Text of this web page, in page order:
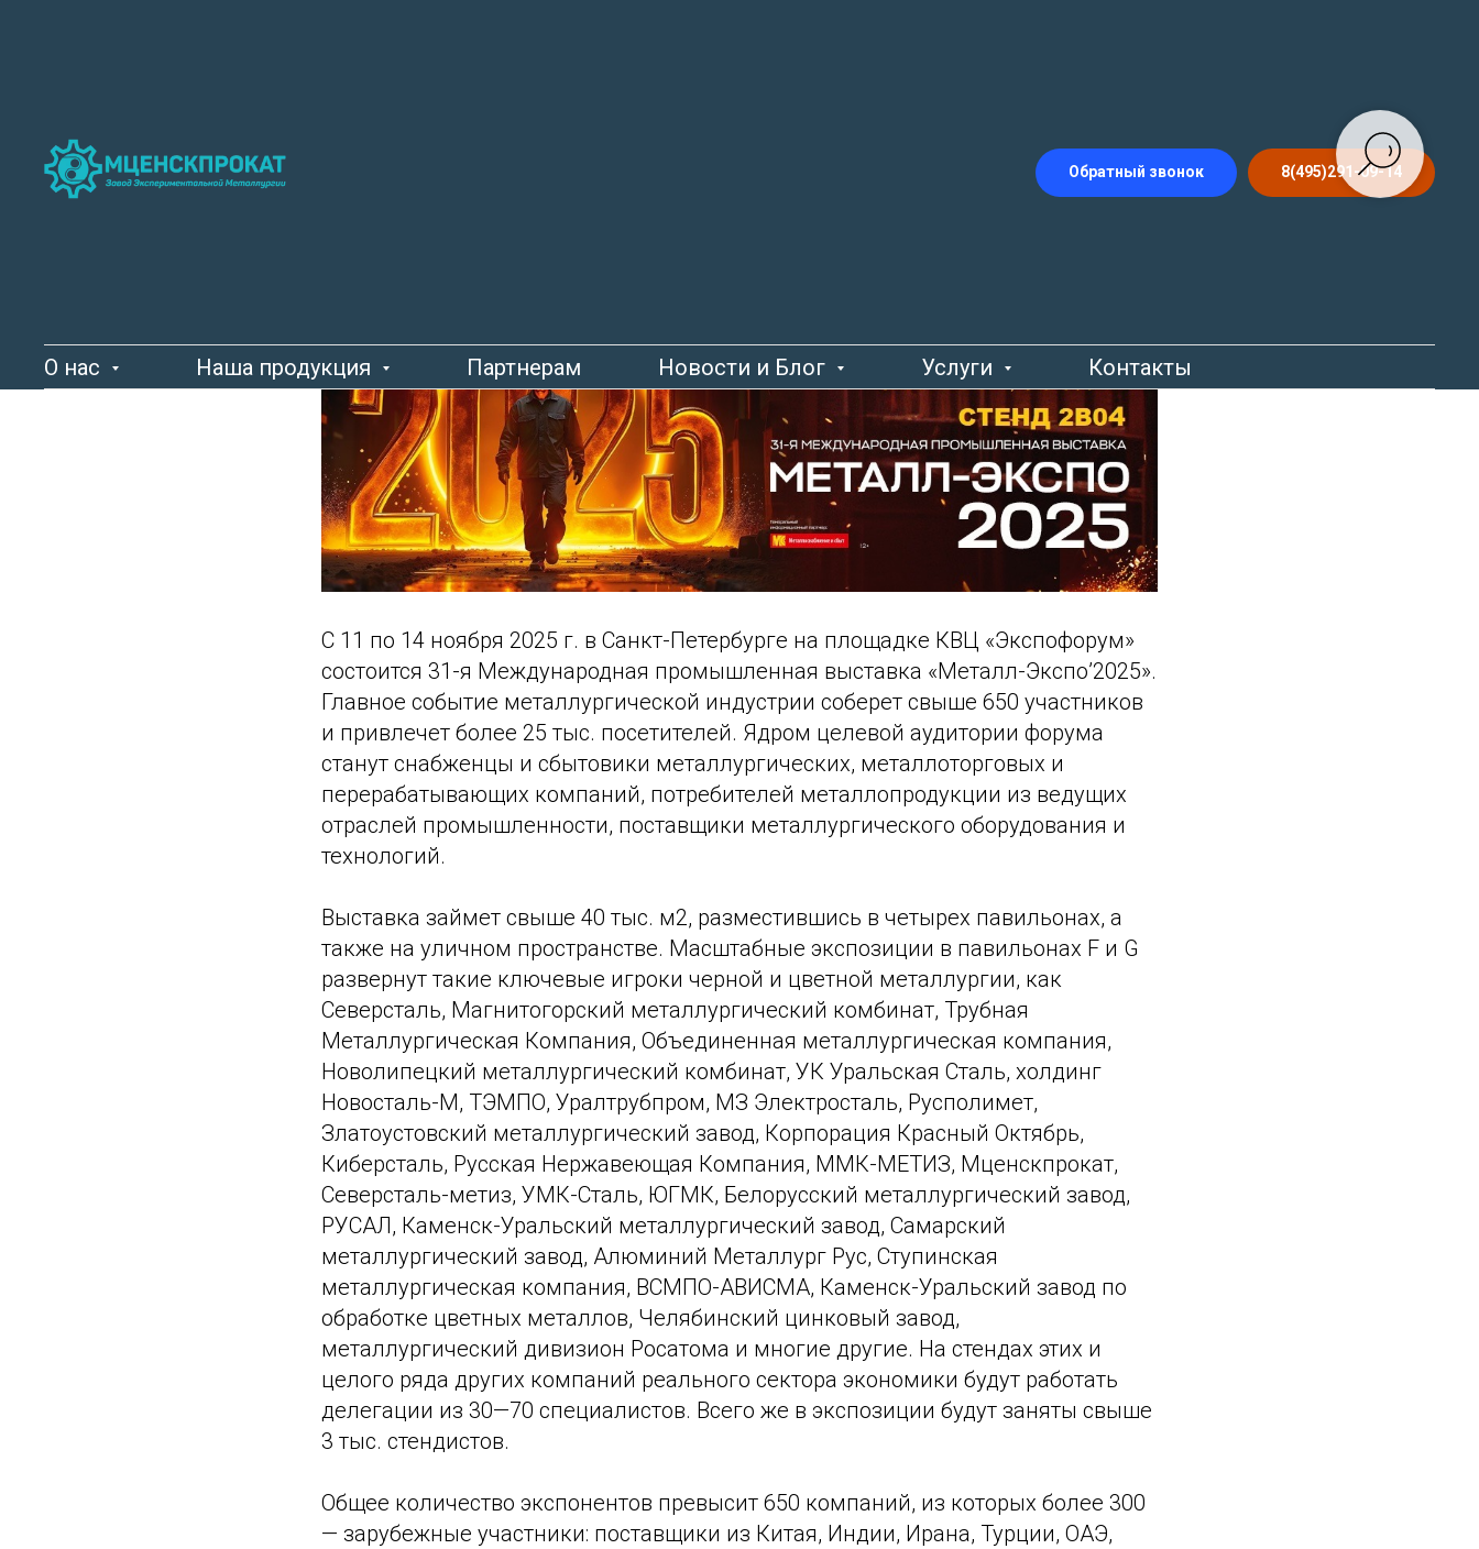
Обратный звонок 8(495)291-09-14
О нас Наша продукция Партнерам Новости и Блог Услуги Контакты
С 11 по 14 ноября 2025 г. в Санкт-Петербурге на площадке КВЦ «Экспофорум»
состоится 31-я Международная промышленная выставка «Металл-Экспо’2025».
Главное событие металлургической индустрии соберет свыше 650 участников
и привлечет более 25 тыс. посетителей. Ядром целевой аудитории форума
станут снабженцы и сбытовики металлургических, металлоторговых и
перерабатывающих компаний, потребителей металлопродукции из ведущих
отраслей промышленности, поставщики металлургического оборудования и
технологий.
Выставка займет свыше 40 тыс. м2, разместившись в четырех павильонах, а
также на уличном пространстве. Масштабные экспозиции в павильонах F и G
развернут такие ключевые игроки черной и цветной металлургии, как
Северсталь, Магнитогорский металлургический комбинат, Трубная
Металлургическая Компания, Объединенная металлургическая компания,
Новолипецкий металлургический комбинат, УК Уральская Сталь, холдинг
Новосталь-М, ТЭМПО, Уралтрубпром, МЗ Электросталь, Русполимет,
Златоустовский металлургический завод, Корпорация Красный Октябрь,
Киберсталь, Русская Нержавеющая Компания, ММК-МЕТИЗ, Мценскпрокат,
Северсталь-метиз, УМК-Сталь, ЮГМК, Белорусский металлургический завод,
РУСАЛ, Каменск-Уральский металлургический завод, Самарский
металлургический завод, Алюминий Металлург Рус, Ступинская
металлургическая компания, ВСМПО-АВИСМА, Каменск-Уральский завод по
обработке цветных металлов, Челябинский цинковый завод,
металлургический дивизион Росатома и многие другие. На стендах этих и
целого ряда других компаний реального сектора экономики будут работать
делегации из 30—70 специалистов. Всего же в экспозиции будут заняты свыше
3 тыс. стендистов.
Общее количество экспонентов превысит 650 компаний, из которых более 300
— зарубежные участники: поставщики из Китая, Индии, Ирана, Турции, ОАЭ,